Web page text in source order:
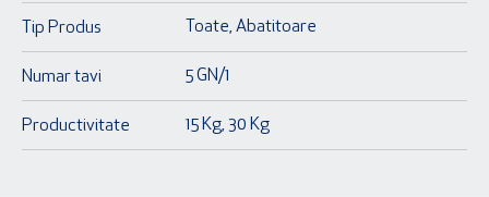
Tip Produs Toate, Abatitoare
Numar tavi 5 GN/1
Productivitate 15 Kg, 30 Kg